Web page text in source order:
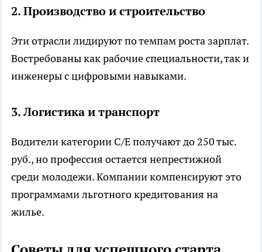
2. Производство и строительство
Эти отрасли лидируют по темпам роста зарплат.
Востребованы как рабочие специальности, так и
инженеры с цифровыми навыками.
3. Логистика и транспорт
Водители категории С/Е получают до 250 тыс.
руб., но профессия остается непрестижной
среди молодежи. Компании компенсируют это
программами льготного кредитования на
жилье.